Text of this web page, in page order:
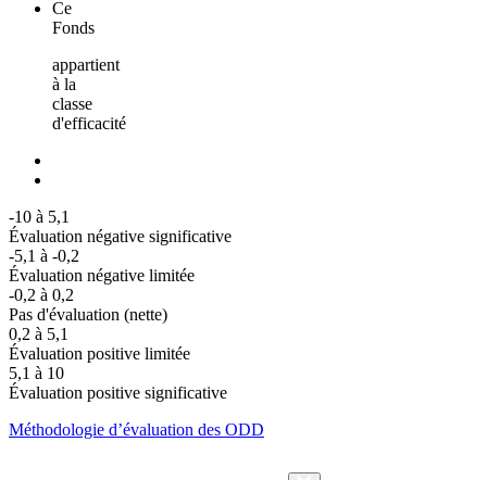
Ce
Fonds
appartient
à la
classe
d'efficacité
-10 à 5,1
Évaluation négative significative
-5,1 à -0,2
Évaluation négative limitée
-0,2 à 0,2
Pas d'évaluation (nette)
0,2 à 5,1
Évaluation positive limitée
5,1 à 10
Évaluation positive significative
Méthodologie d’évaluation des ODD